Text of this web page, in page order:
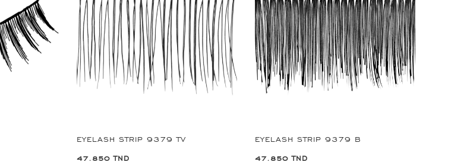
EYELASH STRIP 9379 TV
47.850 TND
EYELASH STRIP 9379 B
47.850 TND